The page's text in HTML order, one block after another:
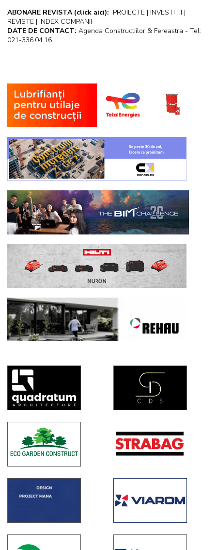
ABONARE REVISTA (click aici): PROIECTE | INVESTITII |
REVISTE | INDEX COMPANII
DATE DE CONTACT: Agenda Constructiilor & Fereastra - Tel:
021-336.04.16